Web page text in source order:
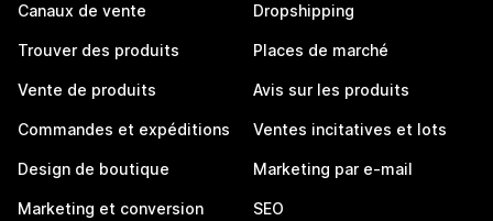
Canaux de vente
Trouver des produits
Vente de produits
Commandes et expéditions
Design de boutique
Marketing et conversion
Dropshipping
Places de marché
Avis sur les produits
Ventes incitatives et lots
Marketing par e-mail
SEO